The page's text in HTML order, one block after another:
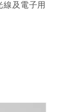
及電子用